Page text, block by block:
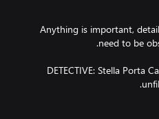
Anything is important,
DETECTIVE: Stella Porta